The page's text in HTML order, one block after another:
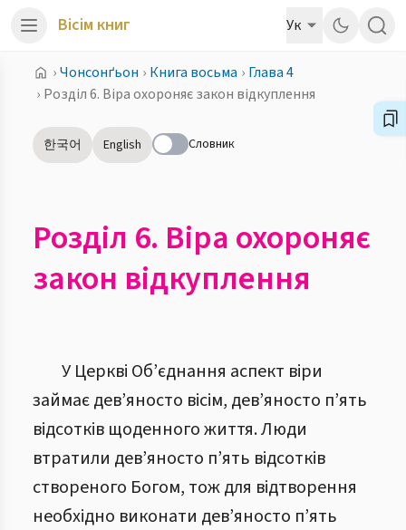
Вісім книг Ук
›Чонсонґьон › Книга восьма › Глава 4
› Розділ 6. Віра охороняє закон відкуплення
한국어 English Словник
Розділ 6. Віра охороняє
закон відкуплення
У Церкві Об’єднання аспект віри
займає дев’яносто вісім, дев’яносто п’ять
відсотків щоденного життя. Люди
втратили дев’яносто п’ять відсотків
створеного Богом, тож для відтворення
необхідно виконати дев’яносто п’ять